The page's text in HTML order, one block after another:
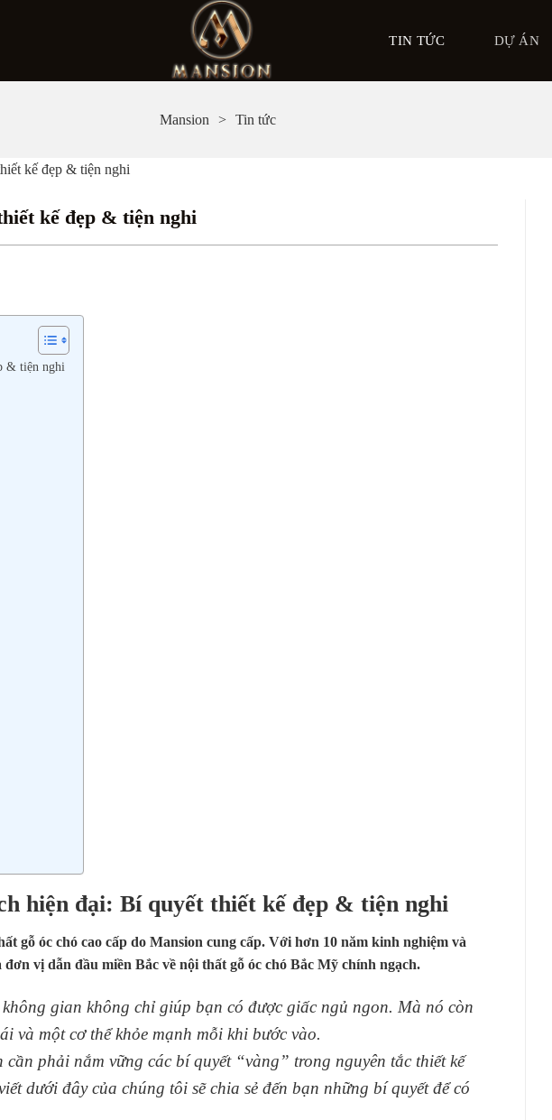
TIN TỨC DỰ ÁN
Mansion Tin tức
kế đẹp & tiện nghi
kế đẹp & tiện nghi
& tiện nghi
hiện đại: Bí quyết thiết kế đẹp & tiện nghi
gỗ óc chó cao cấp do Mansion cung cấp. Với hơn 10 năm kinh nghiệm và
vị dẫn đầu miền Bắc về nội thất gỗ óc chó Bắc Mỹ chính ngạch.
gian không chỉ giúp bạn có được giấc ngủ ngon. Mà nó còn
và một cơ thể khỏe mạnh mỗi khi bước vào.
phải nắm vững các bí quyết “vàng” trong nguyên tắc thiết kế
dưới đây của chúng tôi sẽ chia sẻ đến bạn những bí quyết để có